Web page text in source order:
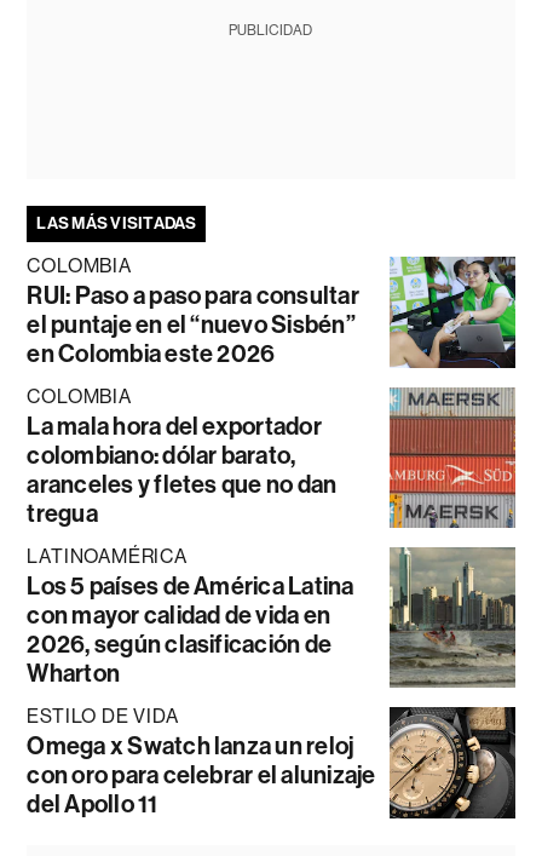
PUBLICIDAD
LAS MÁS VISITADAS
COLOMBIA
RUI: Paso a paso para consultar
el puntaje en el “nuevo Sisbén”
en Colombia este 2026
COLOMBIA
La mala hora del exportador
colombiano: dólar barato,
aranceles y fletes que no dan
tregua
LATINOAMÉRICA
Los 5 países de América Latina
con mayor calidad de vida en
2026, según clasificación de
Wharton
ESTILO DE VIDA
Omega x Swatch lanza un reloj
con oro para celebrar el alunizaje
del Apollo 11